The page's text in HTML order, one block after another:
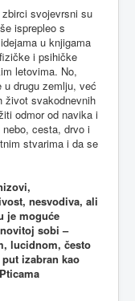
svojevrsni su
isprepleo s
u knjigama
i psihičke
letovima. No,
u drugu zemlju, već
život svakodnevnih
odmor od navika i
cesta, drvo i
stvarima i da se
nesvodiva, ali
je moguće
sobi –
lucidnom, često
izabran kao